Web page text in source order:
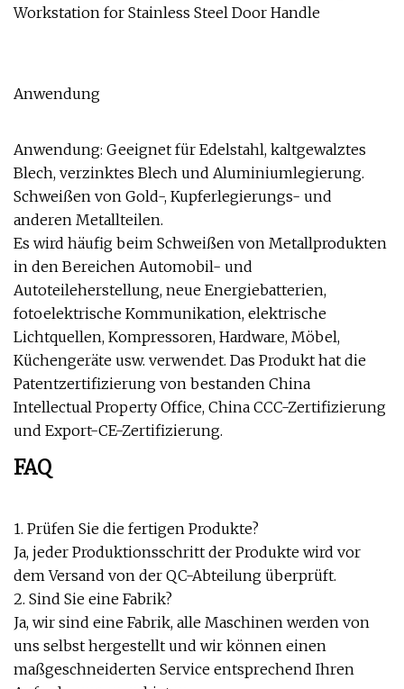
Anwendung
Anwendung: Geeignet für Edelstahl, kaltgewalztes
Blech, verzinktes Blech und Aluminiumlegierung.
Schweißen von Gold-, Kupferlegierungs- und
anderen Metallteilen.
Es wird häufig beim Schweißen von Metallprodukten
in den Bereichen Automobil- und
Autoteileherstellung, neue Energiebatterien,
fotoelektrische Kommunikation, elektrische
Lichtquellen, Kompressoren, Hardware, Möbel,
Küchengeräte usw. verwendet. Das Produkt hat die
Patentzertifizierung von bestanden China
Intellectual Property Office, China CCC-Zertifizierung
und Export-CE-Zertifizierung.
FAQ
1. Prüfen Sie die fertigen Produkte?
Ja, jeder Produktionsschritt der Produkte wird vor
dem Versand von der QC-Abteilung überprüft.
2. Sind Sie eine Fabrik?
Ja, wir sind eine Fabrik, alle Maschinen werden von
uns selbst hergestellt und wir können einen
maßgeschneiderten Service entsprechend Ihren